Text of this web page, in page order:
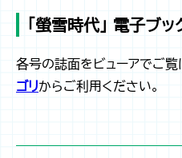
「螢雪時代」 電子ブッ
各号の誌面をビューアでご覧
ゴリからご利用ください。